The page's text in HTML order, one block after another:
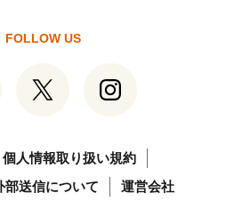
FOLLOW US
個人情報取り扱い規約
部送信について
運営会社